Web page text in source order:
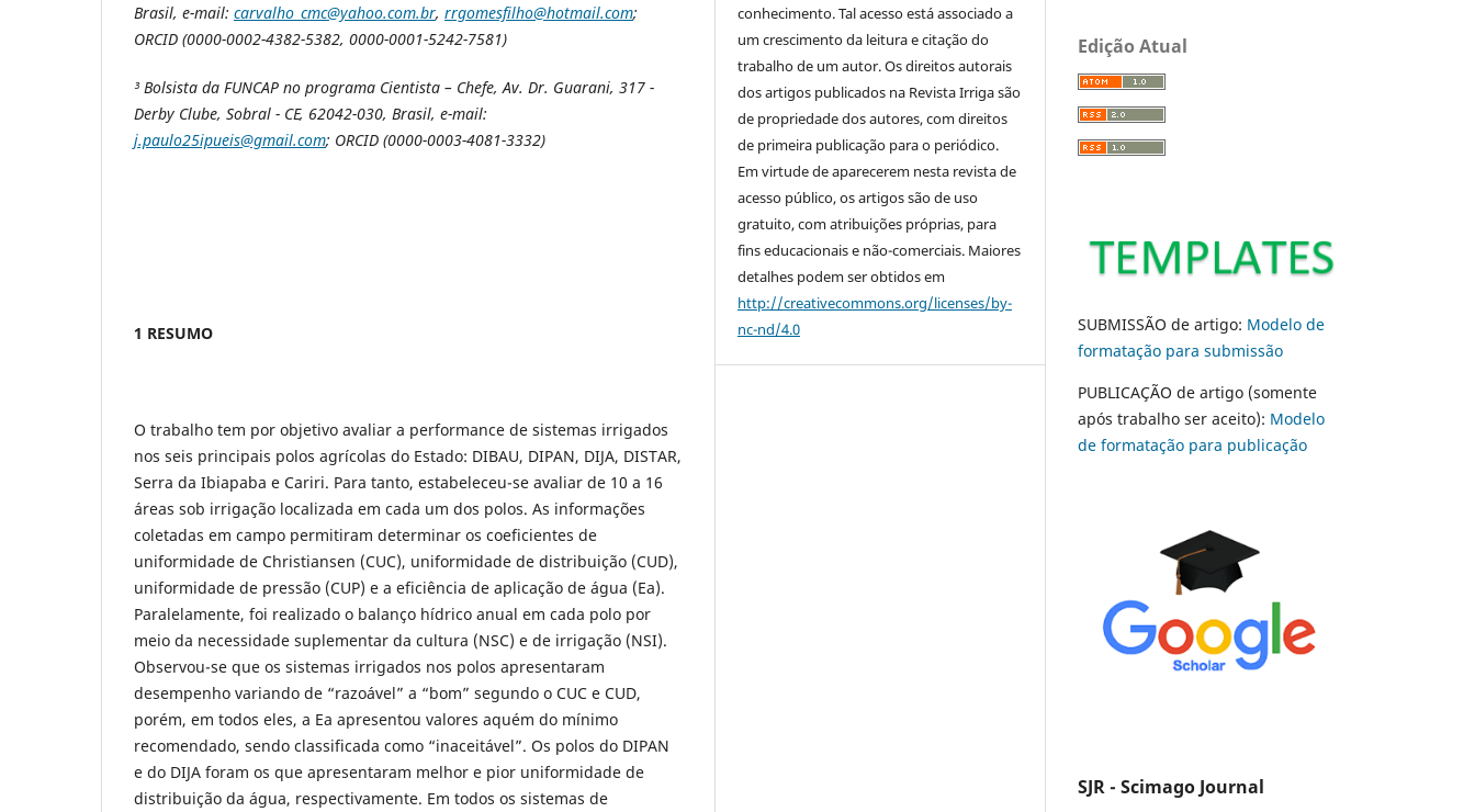
Brasil, e-mail: carvalho_cmc@yahoo.com.br, rrgomesfilho@hotmail.com;
ORCID (0000-0002-4382-5382, 0000-0001-5242-7581)
³ Bolsista da FUNCAP no programa Cientista – Chefe, Av. Dr. Guarani, 317 -
Derby Clube, Sobral - CE, 62042-030, Brasil, e-mail:
j.paulo25ipueis@gmail.com; ORCID (0000-0003-4081-3332)
1 RESUMO
O trabalho tem por objetivo avaliar a performance de sistemas irrigados
nos seis principais polos agrícolas do Estado: DIBAU, DIPAN, DIJA, DISTAR,
Serra da Ibiapaba e Cariri. Para tanto, estabeleceu-se avaliar de 10 a 16
áreas sob irrigação localizada em cada um dos polos. As informações
coletadas em campo permitiram determinar os coeficientes de
uniformidade de Christiansen (CUC), uniformidade de distribuição (CUD),
uniformidade de pressão (CUP) e a eficiência de aplicação de água (Ea).
Paralelamente, foi realizado o balanço hídrico anual em cada polo por
meio da necessidade suplementar da cultura (NSC) e de irrigação (NSI).
Observou-se que os sistemas irrigados nos polos apresentaram
desempenho variando de “razoável” a “bom” segundo o CUC e CUD,
porém, em todos eles, a Ea apresentou valores aquém do mínimo
recomendado, sendo classificada como “inaceitável”. Os polos do DIPAN
e do DIJA foram os que apresentaram melhor e pior uniformidade de
distribuição da água, respectivamente. Em todos os sistemas de
conhecimento. Tal acesso está associado a
um crescimento da leitura e citação do
trabalho de um autor. Os direitos autorais
dos artigos publicados na Revista Irriga são
de propriedade dos autores, com direitos
de primeira publicação para o periódico.
Em virtude de aparecerem nesta revista de
acesso público, os artigos são de uso
gratuito, com atribuições próprias, para
fins educacionais e não-comerciais. Maiores
detalhes podem ser obtidos em
http://creativecommons.org/licenses/by-
nc-nd/4.0
Edição Atual
SUBMISSÃO de artigo: Modelo de
formatação para submissão
PUBLICAÇÃO de artigo (somente
após trabalho ser aceito): Modelo
de formatação para publicação
SJR - Scimago Journal